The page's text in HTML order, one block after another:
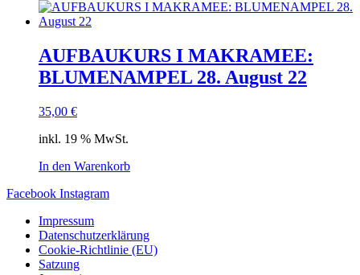
AUFBAUKURS I MAKRAMEE:
BLUMENAMPEL 28. August 22
35,00 €
inkl. 19 % MwSt.
In den Warenkorb
Facebook Instagram
Impressum
Datenschutzerklärung
Cookie-Richtlinie (EU)
Satzung